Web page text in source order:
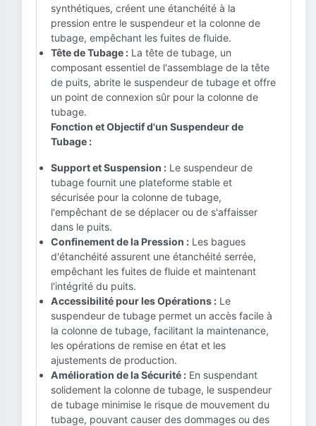
synthétiques, créent une étanchéité à la
pression entre le suspendeur et la colonne de
tubage, empêchant les fuites de fluide.
Tête de Tubage : La tête de tubage, un
composant essentiel de l'assemblage de la tête
de puits, abrite le suspendeur de tubage et offre
un point de connexion sûr pour la colonne de
tubage.
Fonction et Objectif d'un Suspendeur de
Tubage :
Support et Suspension : Le suspendeur de
tubage fournit une plateforme stable et
sécurisée pour la colonne de tubage,
l'empêchant de se déplacer ou de s'affaisser
dans le puits.
Confinement de la Pression : Les bagues
d'étanchéité assurent une étanchéité serrée,
empêchant les fuites de fluide et maintenant
l'intégrité du puits.
Accessibilité pour les Opérations : Le
suspendeur de tubage permet un accès facile à
la colonne de tubage, facilitant la maintenance,
les opérations de remise en état et les
ajustements de production.
Amélioration de la Sécurité : En suspendant
solidement la colonne de tubage, le suspendeur
de tubage minimise le risque de mouvement du
tubage, pouvant causer des dommages ou des